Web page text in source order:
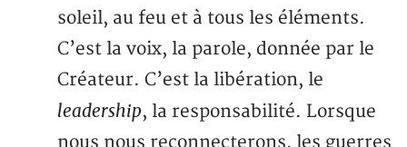
soleil, au feu et à tous les éléments.
C’est la voix, la parole, donnée par le
Créateur. C’est la libération, le
leadership, la responsabilité. Lorsque
nous nous reconnecterons, les guerres